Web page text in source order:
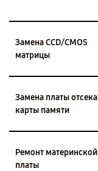
Замена CCD/CMOS
матрицы
Замена платы отсека
карты памяти
Ремонт материнской
платы